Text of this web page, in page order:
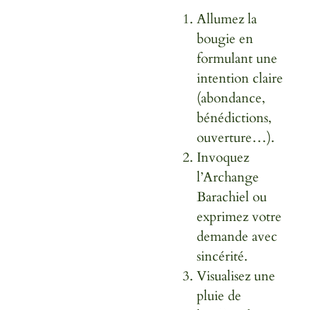
Allumez la
bougie en
formulant une
intention claire
(abondance,
bénédictions,
ouverture…).
Invoquez
l’Archange
Barachiel ou
exprimez votre
demande avec
sincérité.
Visualisez une
pluie de